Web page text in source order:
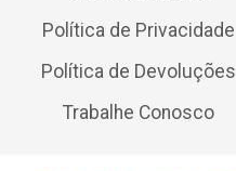
Política de Privacidade
Política de Devoluções
Trabalhe Conosco